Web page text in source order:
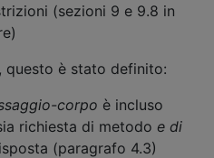
(sezioni 9 e 9.8 in
questo è stato definito:
corpo è incluso
richiesta di metodo e di
(paragrafo 4.3)